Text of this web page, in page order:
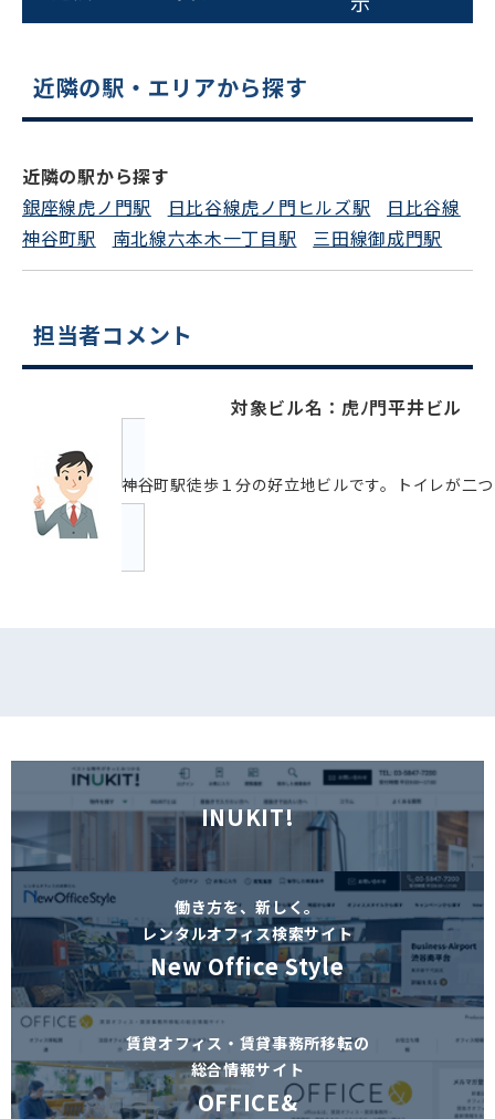
をお伝えいただくと
0120-620-213
電話でお問い合わせ
フォームでお問い合わせ
近隣の駅・エリアから探す
近隣の駅から探す
銀座線虎ノ門駅
日比谷線虎ノ門ヒルズ駅
日比谷線
神谷町駅
南北線六本木一丁目駅 三田線御成門駅
担当者コメント
対象ビル名：虎ﾉ門平井ビル
神谷町駅徒歩１分の好立地ビルです。トイレが二
す。
INUKIT!
働き方を、新しく。
レンタルオフィス検索サイト
New Office Style
賃貸オフィス・賃貸事務所移転の
総合情報サイト
OFFICE&